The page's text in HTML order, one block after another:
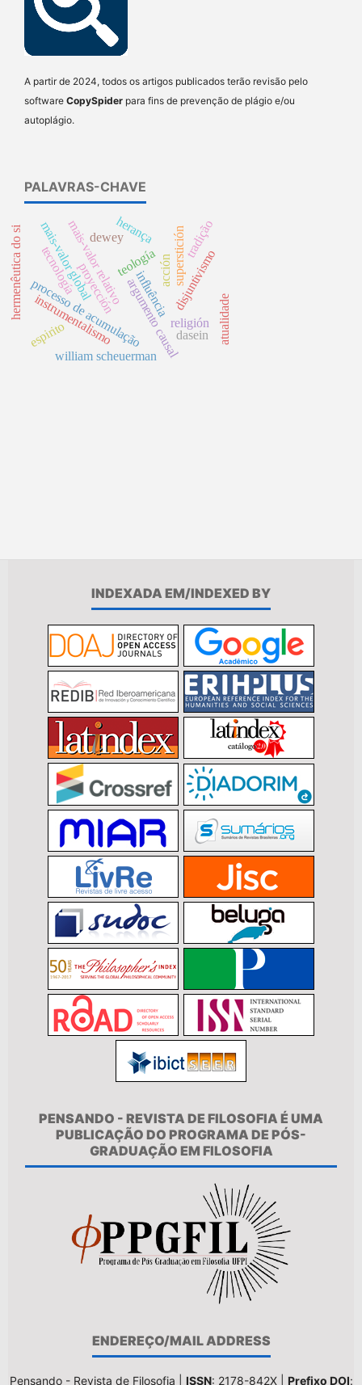
A partir de 2024, todos os artigos publicados terão revisão pelo
software CopySpider para fins de prevenção de plágio e/ou
autoplágio.
PALAVRAS-CHAVE
argumento causal
superstición
proyección
processo de acumulação
mais-valor globalmais-valor relativo disjuntivismo
religión
tecnología
instrumentalismo
dewey
teología
espirito
influência
william scheuerman
dasein
herança tradição
hermenêutica do si acción
atualidade
INDEXADA EM/INDEXED BY
PENSANDO - REVISTA DE FILOSOFIA É UMA
PUBLICAÇÃO DO PROGRAMA DE PÓS-
GRADUAÇÃO EM FILOSOFIA
ENDEREÇO/MAIL ADDRESS
Pensando - Revista de Filosofia | ISSN: 2178-842X | Prefixo DOI: